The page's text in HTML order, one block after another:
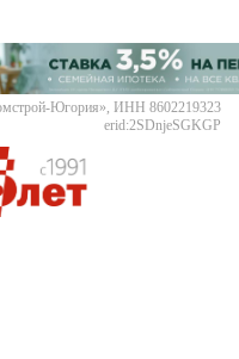
Югория», ИНН 8602219323
erid:2SDnjeSGKGP